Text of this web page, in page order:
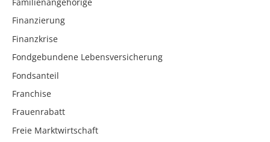
Finanzierung
Finanzkrise
Fondgebundene Lebensversicherung
Fondsanteil
Franchise
Frauenrabatt
Freie Marktwirtschaft